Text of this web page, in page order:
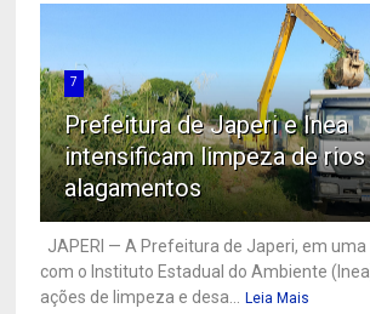
7
Prefeitura de Japeri e Inea
intensificam limpeza de
alagamentos
JAPERI — A Prefeitura de Japeri, em
com o Instituto Estadual do Ambiente
ações de limpeza e desa...
Leia Mais